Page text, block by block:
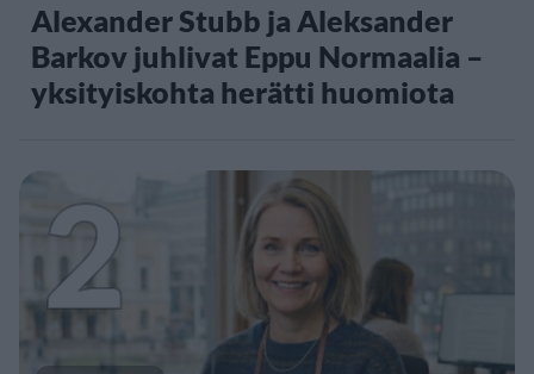
Alexander Stubb ja Aleksander
Barkov juhlivat Eppu Normaalia –
yksityiskohta herätti huomiota
2